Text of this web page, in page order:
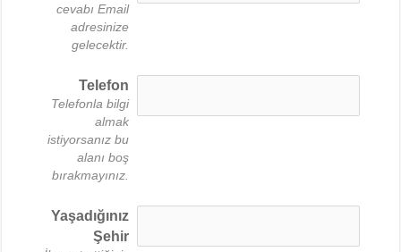
cevabı Email
adresinize
gelecektir.
Telefon
Telefonla bilgi
almak
istiyorsanız bu
alanı boş
bırakmayınız.
Yaşadığınız
Şehir